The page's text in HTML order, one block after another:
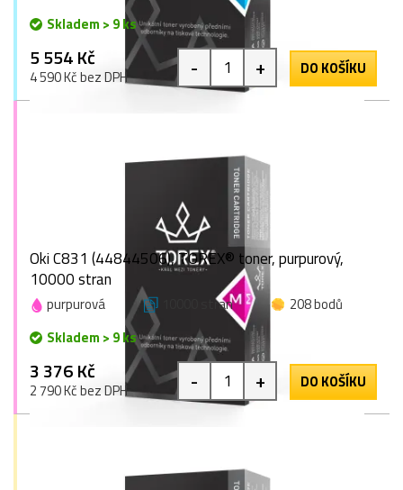
Skladem > 9 ks
5 554 Kč
4 590 Kč bez DPH - + DO KOŠÍKU
Oki C831 (44844506), TOREX® toner, purpurový,
10000 stran
purpurová 10000 stran
208 bodů
Skladem > 9 ks
3 376 Kč
2 790 Kč bez DPH - + DO KOŠÍKU